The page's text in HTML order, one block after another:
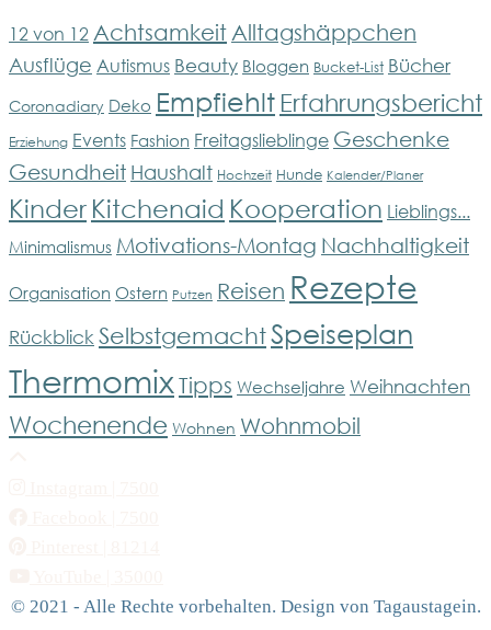
12 von 12 Achtsamkeit Alltagshäppchen
Ausflüge Autismus Beauty Bloggen Bucket-List Bücher
Coronadiary Deko Empfiehlt Erfahrungsbericht
Erziehung Events Fashion Freitagslieblinge Geschenke
Gesundheit Haushalt Hochzeit Hunde Kalender/Planer
Kinder Kitchenaid Kooperation Lieblings...
Minimalismus Motivations-Montag Nachhaltigkeit
Organisation Ostern Putzen Reisen Rezepte
Rückblick SelbstgemachtSpeiseplan
Thermomix Tipps Wechseljahre Weihnachten
Wochenende Wohnen Wohnmobil
© 2021 - Alle Rechte vorbehalten. Design von Tagaustagein.